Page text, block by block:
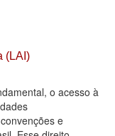
(LAI)
o acesso à
e